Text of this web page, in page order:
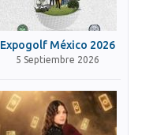
Expogolf México 2026
5 Septiembre 2026